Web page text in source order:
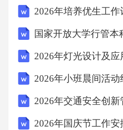
与监督，共同为幼儿的成
文章，你可以从以下几个
引言简要介绍当前幼儿园
要性，阐述制定该治理方
二、总体要求1.明确治理
全，为孩子们创造一个安
长环境。2.治理原则：坚
2026年培养优生工
2026年灯光设计及应
2026年小班晨间活
2026年交通安全创
2026年国庆节工作